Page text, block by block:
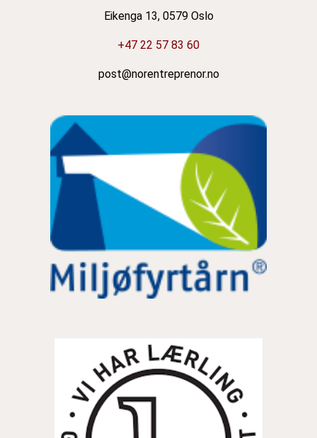
Eikenga 13, 0579 Oslo
+47 22 57 83 60
post@norentreprenor.no